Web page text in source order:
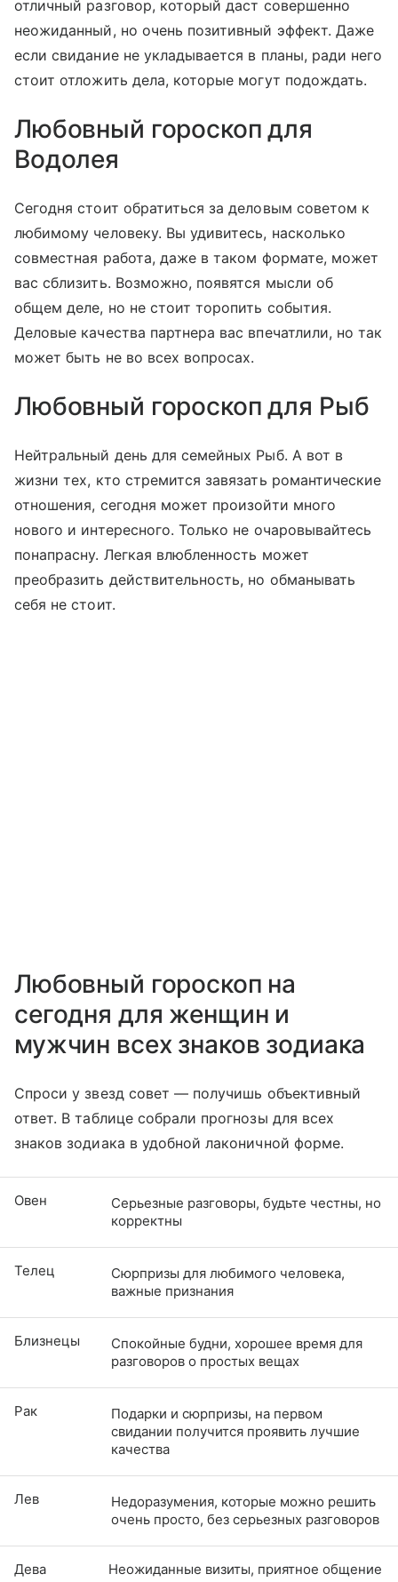
отличный разговор, который даст совершенно
неожиданный, но очень позитивный эффект. Даже
если свидание не укладывается в планы, ради него
стоит отложить дела, которые могут подождать.
Любовный гороскоп для
Водолея
Сегодня стоит обратиться за деловым советом к
любимому человеку. Вы удивитесь, насколько
совместная работа, даже в таком формате, может
вас сблизить. Возможно, появятся мысли об
общем деле, но не стоит торопить события.
Деловые качества партнера вас впечатлили, но так
может быть не во всех вопросах.
Любовный гороскоп для Рыб
Нейтральный день для семейных Рыб. А вот в
жизни тех, кто стремится завязать романтические
отношения, сегодня может произойти много
нового и интересного. Только не очаровывайтесь
понапрасну. Легкая влюбленность может
преобразить действительность, но обманывать
себя не стоит.
Любовный гороскоп на
сегодня для женщин и
мужчин всех знаков зодиака
Спроси у звезд совет — получишь объективный
ответ. В таблице собрали прогнозы для всех
знаков зодиака в удобной лаконичной форме.
Овен
Серьезные разговоры, будьте честны, но
корректны
Телец
Сюрпризы для любимого человека,
важные признания
Близнецы
Спокойные будни, хорошее время для
разговоров о простых вещах
Рак
Подарки и сюрпризы, на первом
свидании получится проявить лучшие
качества
Лев
Недоразумения, которые можно решить
очень просто, без серьезных разговоров
Дева Неожиданные визиты, приятное общение